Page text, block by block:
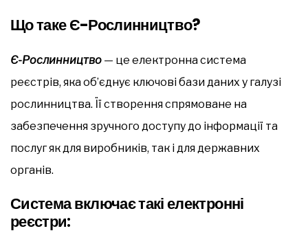
Що таке Є-Рослинництво?
Є-Рослинництво — це електронна система
реєстрів, яка об’єднує ключові бази даних у галузі
рослинництва. Її створення спрямоване на
забезпечення зручного доступу до інформації та
послуг як для виробників, так і для державних
органів.
Система включає такі електронні
реєстри: